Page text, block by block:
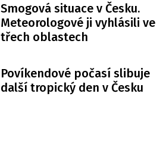
Smogová situace v Česku.
Meteorologové ji vyhlásili ve
třech oblastech
Povíkendové počasí slibuje
další tropický den v Česku